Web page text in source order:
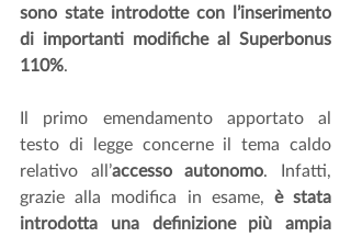
sono state introdotte con l’inserimento
di importanti modifiche al Superbonus
110%.
Il primo emendamento apportato al
testo di legge concerne il tema caldo
relativo all’accesso autonomo. Infatti,
grazie alla modifica in esame, è stata
introdotta una definizione più ampia